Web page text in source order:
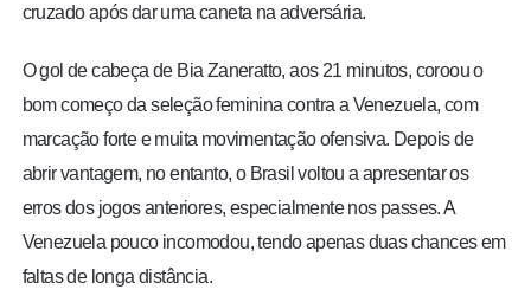
cruzado após dar uma caneta na adversária.
O gol de cabeça de Bia Zaneratto, aos 21 minutos, coroou o
bom começo da seleção feminina contra a Venezuela, com
marcação forte e muita movimentação ofensiva. Depois de
abrir vantagem, no entanto, o Brasil voltou a apresentar os
erros dos jogos anteriores, especialmente nos passes. A
Venezuela pouco incomodou, tendo apenas duas chances em
faltas de longa distância.